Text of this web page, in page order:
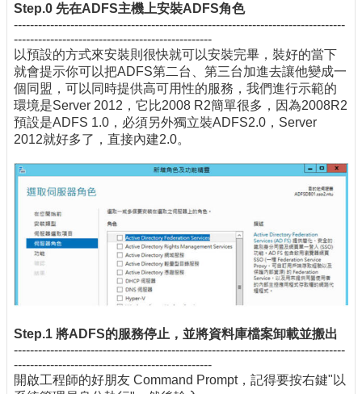
Step.0 先在ADFS主機上安裝ADFS角色
----------------------------------------------------------------------------------
-------------------------------------------------
以預設的方式來安裝則很快就可以安裝完畢，裝好的當下
就會提示你可以把ADFS第二台、第三台加進去讓他變成一
個同盟，可以同時提供高可用性的服務，我們進行示範的
環境是Server 2012，它比2008 R2簡單很多，因為2008R2
預設是ADFS 1.0，必須另外獨立裝ADFS2.0，Server
2012就好多了，直接內建2.0。
Step.1 將ADFS的服務停止，並將資料庫檔案卸載並搬出
----------------------------------------------------------------------------------
-------------------------------------------------
開啟工程師的好朋友 Command Prompt，記得要按右鍵"以